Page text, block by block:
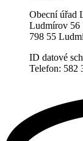
Obecní úřad
Ludmírov 56
798 55
ID datové
Telefon: 582